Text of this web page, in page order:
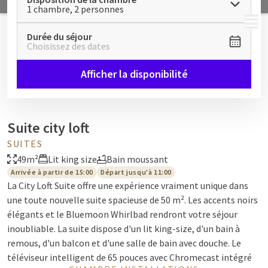
MENU
1 chambre, 2 personnes
Durée du séjour
Choisissez des dates
Afficher la disponibilité
Suite city loft
SUITES
49m²
Lit king size Bain moussant
Arrivée à partir de 15:00 Départ jusqu'à 11:00
La City Loft Suite offre une expérience vraiment unique dans
une toute nouvelle suite spacieuse de 50 m². Les accents noirs
élégants et le Bluemoon Whirlbad rendront votre séjour
inoubliable. La suite dispose d'un lit king-size, d'un bain à
remous, d'un balcon et d'une salle de bain avec douche. Le
téléviseur intelligent de 65 pouces avec Chromecast intégré